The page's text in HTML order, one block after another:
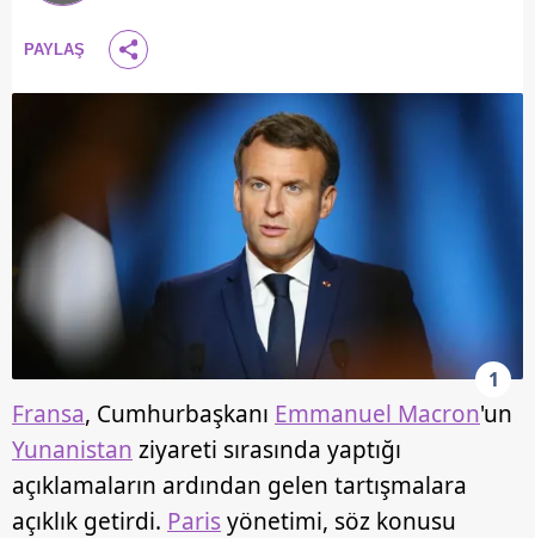
PAYLAŞ
1
Fransa, Cumhurbaşkanı Emmanuel Macron'un
Yunanistan ziyareti sırasında yaptığı
açıklamaların ardından gelen tartışmalara
açıklık getirdi. Parisyönetimi, söz konusu